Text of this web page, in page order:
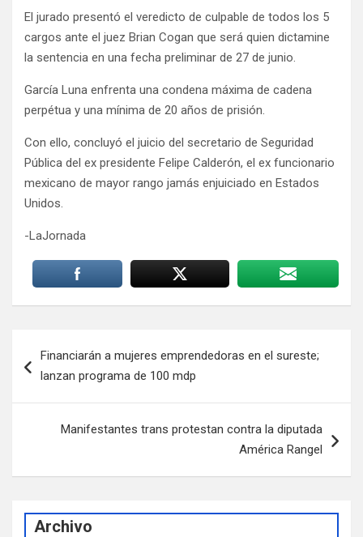
El jurado presentó el veredicto de culpable de todos los 5
cargos ante el juez Brian Cogan que será quien dictamine
la sentencia en una fecha preliminar de 27 de junio.
García Luna enfrenta una condena máxima de cadena
perpétua y una mínima de 20 años de prisión.
Con ello, concluyó el juicio del secretario de Seguridad
Pública del ex presidente Felipe Calderón, el ex funcionario
mexicano de mayor rango jamás enjuiciado en Estados
Unidos.
-LaJornada
de
Financiarán a mujeres emprendedoras en el sureste;
lanzan programa de 100 mdp
Manifestantes trans protestan contra la diputada
América Rangel
Archivo